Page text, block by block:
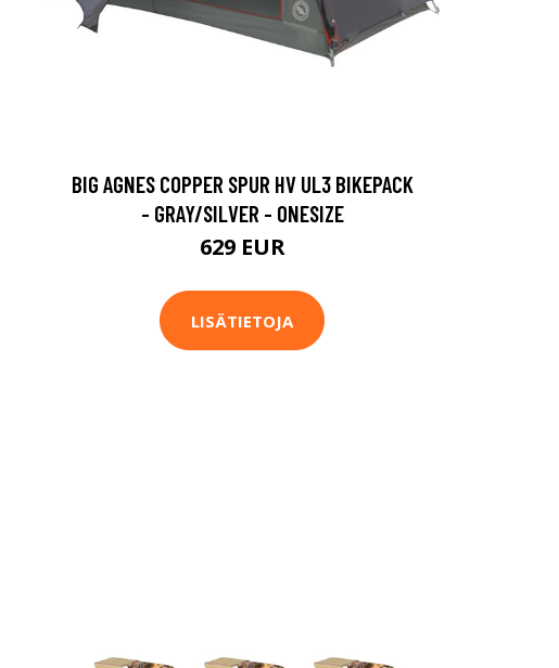
BIG AGNES COPPER SPUR HV UL3 BIKEPACK
- GRAY/SILVER - ONESIZE
629 EUR
LISÄTIETOJA